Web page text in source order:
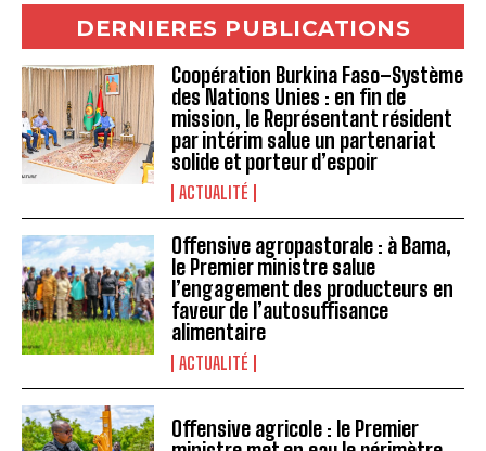
DERNIERES PUBLICATIONS
Coopération Burkina Faso–Système
des Nations Unies : en fin de
mission, le Représentant résident
par intérim salue un partenariat
solide et porteur d’espoir
ACTUALITÉ
Offensive agropastorale : à Bama,
le Premier ministre salue
l’engagement des producteurs en
faveur de l’autosuffisance
alimentaire
ACTUALITÉ
Offensive agricole : le Premier